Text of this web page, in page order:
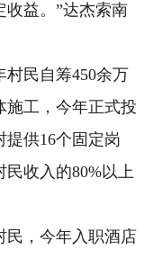
收益。”达杰索南
民自筹450余万
施工，今年正式投
提供16个固定岗
收入的80%以上
，今年入职酒店